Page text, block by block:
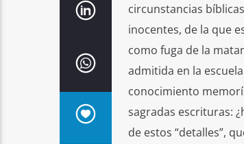
circunstancias
inocentes, de la que
como fuga de la
admitida en la
conocimiento
sagradas escrituras:
de estos “detalles”,